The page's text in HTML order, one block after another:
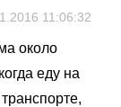
11:06:32
около
еду на